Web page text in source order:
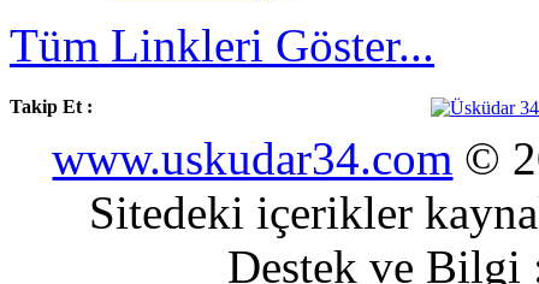
Tüm Linkleri Göster...
Takip Et :
www.uskudar34.com ©
Sitedeki içerikler
Destek ve